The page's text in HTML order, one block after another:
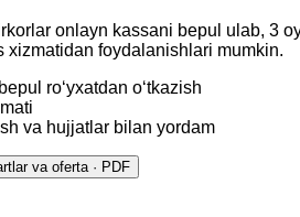
onlayn kassani bepul ulab, 3
xizmatidan foydalanishlari mumkin.
roʻyxatdan oʻtkazish
va hujjatlar bilan yordam
va oferta · PDF